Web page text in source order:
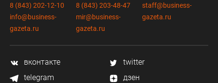
8 (843) 202-12-10
info@business-
gazeta.ru
8 (843) 203-48-47
mir@business-
gazeta.ru
staff@business-
gazeta.ru
вконтакте
twitter
telegram
дзен